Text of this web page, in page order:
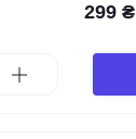
299 ₴